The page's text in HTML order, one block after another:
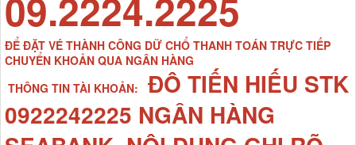
ĐỂ ĐẶT VÉ THÀNH CÔNG DỮ CHỔ THANH TOÁN TRỰC TIẾP
CHUYỂN KHOẢN QUA NGÂN HÀNG
THÔNG TIN TÀI KHOẢN:
ĐÔ TIẾN HIẾU STK
0922242225 NGÂN HÀNG